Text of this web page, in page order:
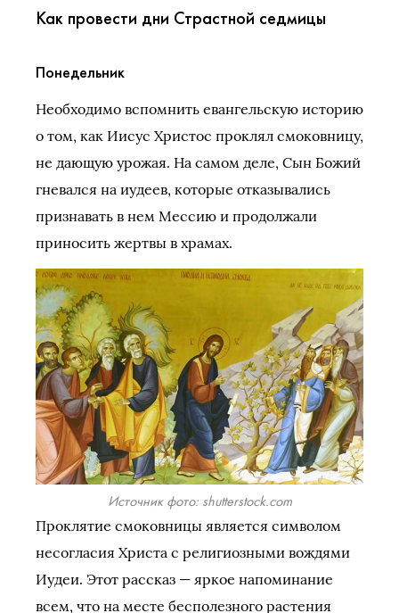
Как провести дни Страстной седмицы
Понедельник
Необходимо вспомнить евангельскую историю
о том, как Иисус Христос проклял смоковницу,
не дающую урожая. На самом деле, Сын Божий
гневался на иудеев, которые отказывались
признавать в нем Мессию и продолжали
приносить жертвы в храмах.
Источник фото: shutterstock.com
Проклятие смоковницы является символом
несогласия Христа с религиозными вождями
Иудеи. Этот рассказ — яркое напоминание
всем, что на месте бесполезного растения